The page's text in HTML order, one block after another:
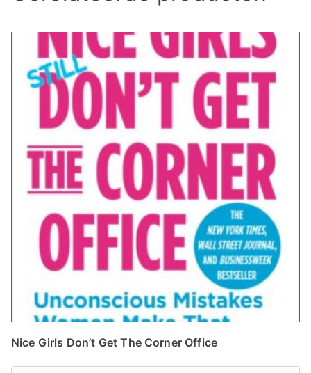
Nice Girls Don’t Get The Corner Office